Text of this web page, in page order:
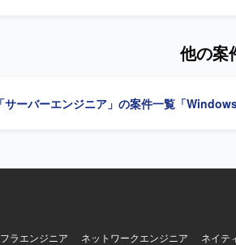
規模な業務システム更改において、構想・企画
他の案
「サーバーエンジニア」の案件一覧 「
ラエンジニア ネットワークエンジニア ネイテ